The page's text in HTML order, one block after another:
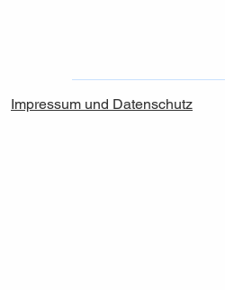
Impressum und Datenschutz